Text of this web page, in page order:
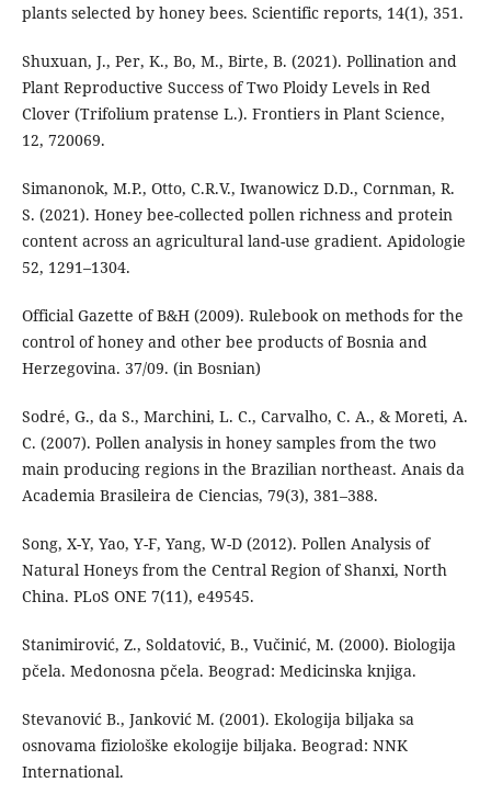
plants selected by honey bees. Scientific reports, 14(1), 351.
Shuxuan, J., Per, K., Bo, M., Birte, B. (2021). Pollination and
Plant Reproductive Success of Two Ploidy Levels in Red
Clover (Trifolium pratense L.). Frontiers in Plant Science,
12, 720069.
Simanonok, M.P., Otto, C.R.V., Iwanowicz D.D., Cornman, R.
S. (2021). Honey bee-collected pollen richness and protein
content across an agricultural land-use gradient. Apidologie
52, 1291–1304.
Official Gazette of B&H (2009). Rulebook on methods for the
control of honey and other bee products of Bosnia and
Herzegovina. 37/09. (in Bosnian)
Sodré, G., da S., Marchini, L. C., Carvalho, C. A., & Moreti, A.
C. (2007). Pollen analysis in honey samples from the two
main producing regions in the Brazilian northeast. Anais da
Academia Brasileira de Ciencias, 79(3), 381–388.
Song, X-Y, Yao, Y-F, Yang, W-D (2012). Pollen Analysis of
Natural Honeys from the Central Region of Shanxi, North
China. PLoS ONE 7(11), e49545.
Stanimirović, Z., Soldatović, B., Vučinić, M. (2000). Biologija
pčela. Medonosna pčela. Beograd: Medicinska knjiga.
Stevanović B., Janković M. (2001). Ekologija biljaka sa
osnovama fiziološke ekologije biljaka. Beograd: NNK
International.